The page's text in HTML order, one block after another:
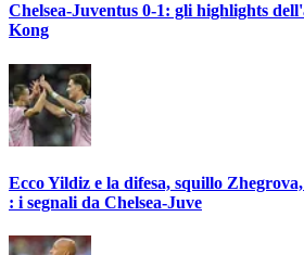
Chelsea-Juventus 0-1: gli highlights
Kong
Ecco Yildiz e la difesa, squillo
: i segnali da Chelsea-Juve